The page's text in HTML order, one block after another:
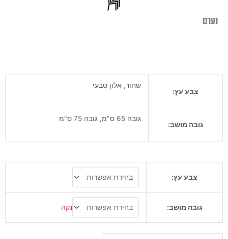
נערם
צבע עץ:
שחור, אלון טבעי
גובה מושב:
גובה 65 ס"מ, גובה 75 ס"מ
צבע עץ:
גובה מושב: נקה